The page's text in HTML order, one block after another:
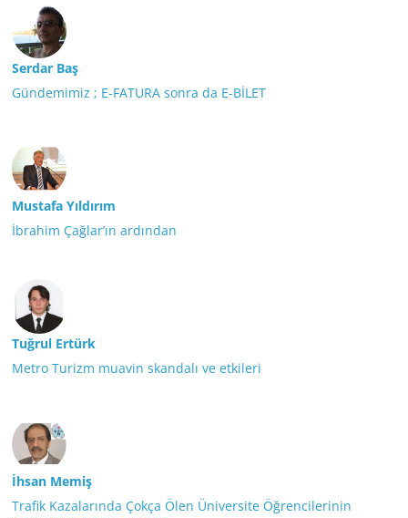
Serdar Baş
Gündemimiz ; E-FATURA sonra da E-BİLET
Mustafa Yıldırım
İbrahim Çağlar’ın ardından
Tuğrul Ertürk
Metro Turizm muavin skandalı ve etkileri
İhsan Memiş
Trafik Kazalarında Çokça Ölen Üniversite Öğrencilerinin